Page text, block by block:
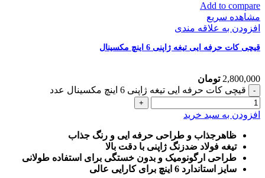
Add to compare
مشاهده سریع
افزودن به علاقه مندی
قیچی کات حرفه ایی تیغه ژاپنی 6 اینچ مکسینال
2,800,000 تومان
قیچی کات حرفه ایی تیغه ژاپنی 6 اینچ مکسینال عدد
افزودن به سبد خرید
ظاهرجذاب و طراحی حرفه ایی و رنگ جذاب
تیغه فولاد ضدزنگ ژاپنی با دقت بالا
طراحی ارگونومیک و بدون خستگی برای استفاده طولانی
سایز استاندارد 6 اینچ برای کارایی عالی